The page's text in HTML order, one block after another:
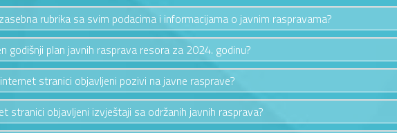
rubrika sa svim podacima i informacijama o javnim raspravama?
godišnji plan javnih rasprava resora za 2024. godinu?
stranici objavljeni pozivi na javne rasprave?
stranici objavljeni izvještaji sa održanih javnih rasprava?